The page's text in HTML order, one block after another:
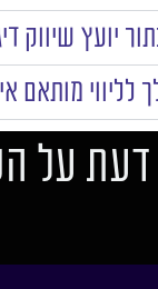
יועץ שיווק
לליווי מותאם
דעת על